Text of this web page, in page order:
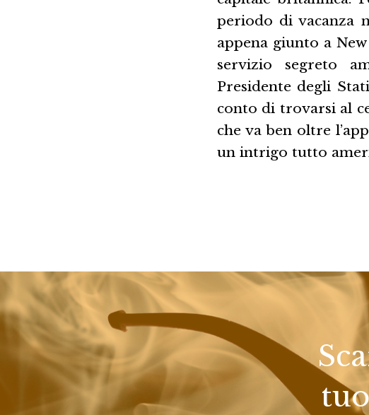
periodo di vacanza
appena giunto a
servizio segreto
Presidente degli
conto di trovarsi al
che va ben oltre
un intrigo tutto